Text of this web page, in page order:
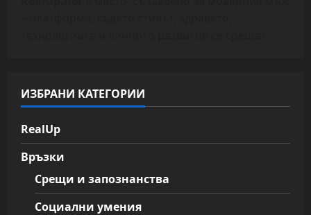
ИЗБРАНИ КАТЕГОРИИ
RealUp
Връзки
Срещи и запознанства
Социални умения